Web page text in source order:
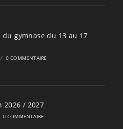
du gymnase du 13 au 17
/ 0 COMMENTAIRE
2026 / 2027
0 COMMENTAIRE